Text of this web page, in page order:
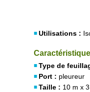
Utilisations :
Type de
Port : pleureur
Taille : 10 m x